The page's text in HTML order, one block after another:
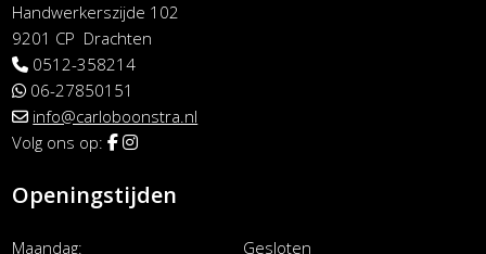
Handwerkerszijde 102
9201 CP Drachten
0512-358214
06-27850151
info@carloboonstra.nl
Volg ons op:
Openingstijden
Maandag
Gesloten